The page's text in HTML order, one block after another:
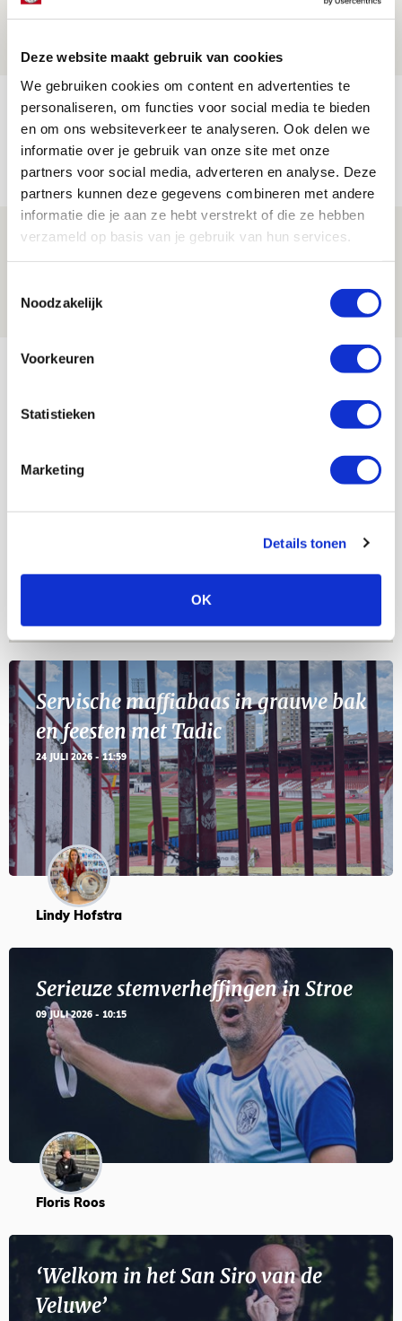
Deze website maakt gebruik van cookies
We gebruiken cookies om content en advertenties te
personaliseren, om functies voor social media te bieden
en om ons websiteverkeer te analyseren. Ook delen we
informatie over je gebruik van onze site met onze
partners voor social media, adverteren en analyse. Deze
partners kunnen deze gegevens combineren met andere
informatie die je aan ze hebt verstrekt of die ze hebben
verzameld op basis van je gebruik van hun services.
Noodzakelijk
Voorkeuren
Statistieken
Marketing
Details tonen
OK
Reis jij als mascotte mee naar uitduel
met Telstar?
06 AUGUSTUS 2026 - 13:04
PRIJSVRAAG
Drie dingen die je moet weten over
Ajax - Shelbourne
NIEUWS
Bekijk meer
AUG
Servische maffiabaas in grauwe bak
en feesten met Tadic
24 JULI 2026 - 11:59
Lindy Hofstra
Serieuze stemverheffingen in Stroe
09 JULI 2026 - 10:15
Floris Roos
‘Welkom in het San Siro van de
Veluwe’